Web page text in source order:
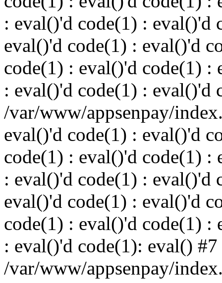
: eval()'d code(1) : eval()'d
eval()'d code(1) : eval()'d
code(1) : eval()'d code(1) :
: eval()'d code(1) : eval()'d
/var/www/appsenpay/
eval()'d code(1) : eval()'d
code(1) : eval()'d code(1) :
: eval()'d code(1) : eval()'d
eval()'d code(1) : eval()'d
code(1) : eval()'d code(1) :
: eval()'d code(1): eval() #7
/var/www/appsenpay/